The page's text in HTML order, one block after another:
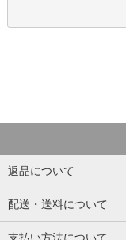
返品について
配送・送料について
支払い方法について